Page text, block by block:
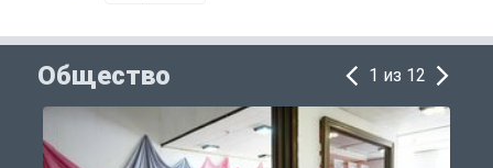
Общество 1 из 12